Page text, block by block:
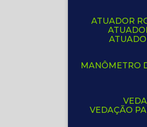
ATUADOR
MANÔMETRO
VEDAÇÃO